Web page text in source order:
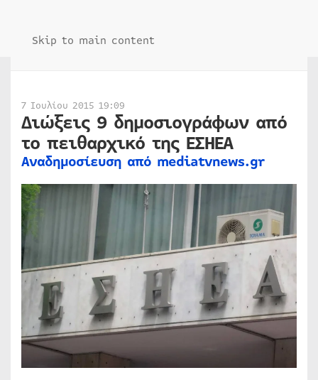
Skip to main content
7 Ιουλίου 2015 19:09
Διώξεις 9 δημοσιογράφων από
το πειθαρχικό της ΕΣΗΕΑ
Αναδημοσίευση από mediatvnews.gr